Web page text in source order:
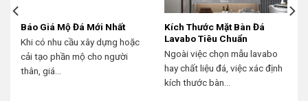
Báo Giá Mộ Đá Mới Nhất
Khi có nhu cầu xây dựng hoặc
cải tạo phần mộ cho người
thân, giá...
Kích Thước Mặt Bàn Đá
Lavabo Tiêu Chuẩn
Ngoài việc chọn mẫu lavabo
hay chất liệu đá, việc xác định
kích thước bàn...